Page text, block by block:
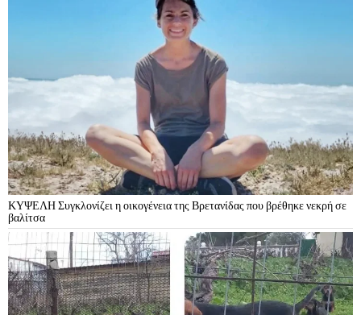
ΚΥΨΕΛΗ Συγκλονίζει η οικογένεια της Βρετανίδας που βρέθηκε νεκρή σε
βαλίτσα